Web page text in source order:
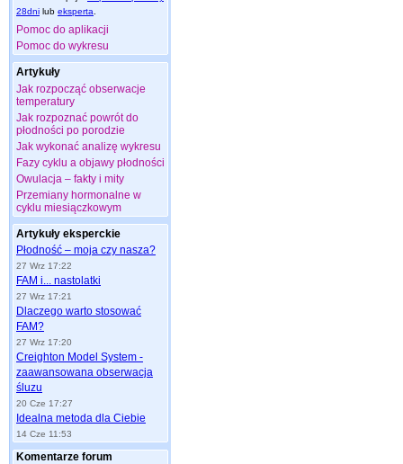
28dni lub eksperta
Pomoc do aplikacji
Pomoc do wykresu
Artykuły
Jak rozpocząć obserwacje
temperatury
Jak rozpoznać powrót do
płodności po porodzie
Jak wykonać analizę wykresu
Fazy cyklu a objawy płodności
Owulacja – fakty i mity
Przemiany hormonalne w
cyklu miesiączkowym
Artykuły eksperckie
Płodność – moja czy nasza?
27 Wrz 17:22
FAM i... nastolatki
27 Wrz 17:21
Dlaczego warto stosować
FAM?
27 Wrz 17:20
Creighton Model System -
zaawansowana obserwacja
śluzu
20 Cze 17:27
Idealna metoda dla Ciebie
14 Cze 11:53
Komentarze forum